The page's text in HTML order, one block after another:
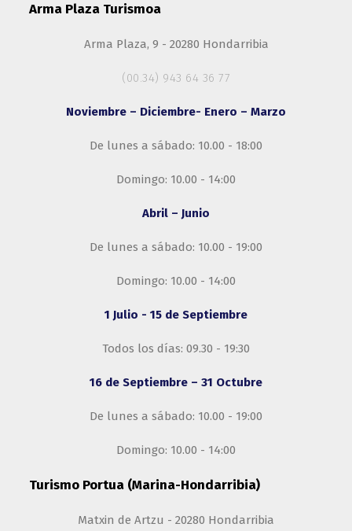
Arma Plaza Turismoa
Arma Plaza, 9 - 20280 Hondarribia
(00.34) 943 64 36 77
Noviembre – Diciembre- Enero – Marzo
De lunes a sábado: 10.00 - 18:00
Domingo: 10.00 - 14:00
Abril – Junio
De lunes a sábado: 10.00 - 19:00
Domingo: 10.00 - 14:00
1 Julio - 15 de Septiembre
Todos los días: 09.30 - 19:30
16 de Septiembre – 31 Octubre
De lunes a sábado: 10.00 - 19:00
Domingo: 10.00 - 14:00
Turismo Portua (Marina-Hondarribia)
Matxin de Artzu - 20280 Hondarribia